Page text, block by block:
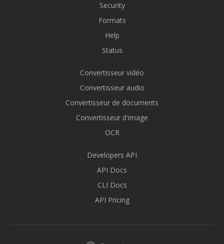
Security
Formats
Help
Status
Convertisseur vidéo
Convertisseur audio
Convertisseur de documents
Convertisseur d'image
OCR
Developers API
API Docs
CLI Docs
API Pricing